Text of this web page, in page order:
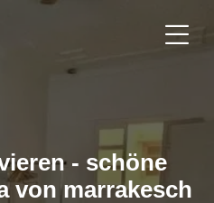
- schöne
von marrakesch